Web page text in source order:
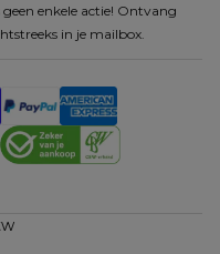
enkele actie! Ontvang
in je mailbox.